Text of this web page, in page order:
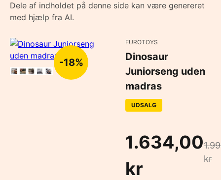
Dele af indholdet på denne side kan være genereret
med hjælp fra AI.
-18%
EUROTOYS
Dinosaur
Juniorseng uden
madras
UDSALG
1.634,00
kr
kr